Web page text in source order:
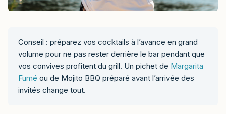
Conseil : préparez vos cocktails à l’avance en grand
volume pour ne pas rester derrière le bar pendant que
vos convives profitent du grill. Un pichet de Margarita
Fumé ou de Mojito BBQ préparé avant l’arrivée des
invités change tout.